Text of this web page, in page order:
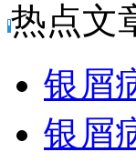
热点文
银屑
银屑